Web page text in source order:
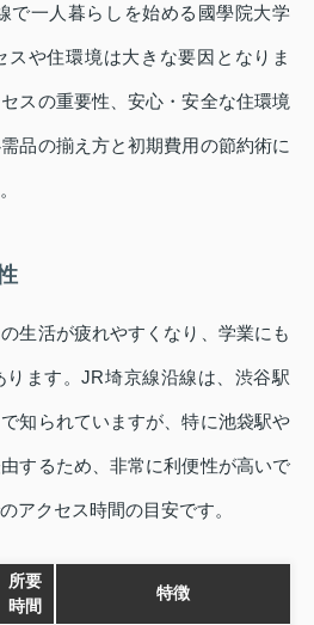
で一人暮らしを始める國學院大学
や住環境は大きな要因となりま
スの重要性、安心・安全な住環境
品の揃え方と初期費用の節約術に
生活が疲れやすくなり、学業にも
ます。JR埼京線沿線は、渋谷駅
知られていますが、特に池袋駅や
するため、非常に利便性が高いで
アクセス時間の目安です。
所要
時間
特徴